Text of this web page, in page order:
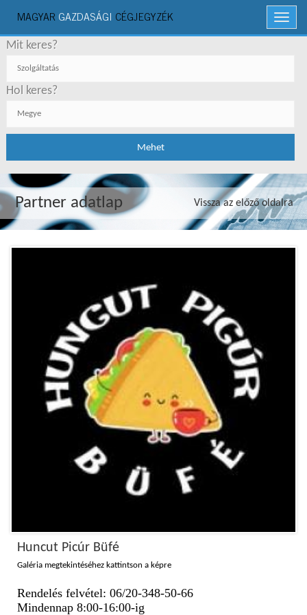
Menü
MAGYAR GAZDASÁGI CÉGJEGYZÉK
Mit keres?
Hol keres?
Partner adatlap Vissza az előző oldalra
Huncut Picúr Büfé
Galéria megtekintéséhez kattintson a képre
Rendelés felvétel: 06/20-348-50-66
Mindennap 8:00-16:00-ig